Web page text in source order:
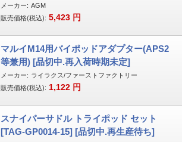
メーカー: AGM
販売価格(税込): 5,423 円
マルイM14用バイポッドアダプター(APS2
等兼用) [品切中.再入荷時期未定]
メーカー: ライラクス/ファーストファクトリー
販売価格(税込): 1,122 円
スナイパーサドル トライポッド セット
[TAG-GP0014-15] [品切中.再生産待ち]